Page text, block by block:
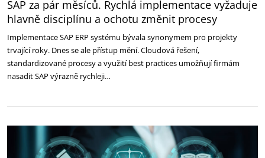
SAP za pár měsíců. Rychlá implementace vyžaduje
hlavně disciplínu a ochotu změnit procesy
Implementace SAP ERP systému bývala synonymem pro projekty
trvající roky. Dnes se ale přístup mění. Cloudová řešení,
standardizované procesy a využití best practices umožňují firmám
nasadit SAP výrazně rychleji…